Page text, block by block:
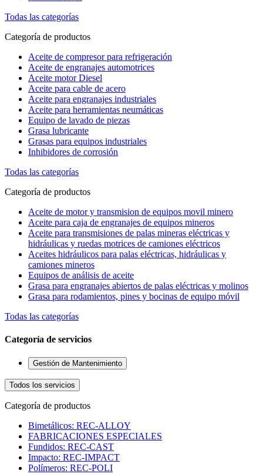
Todas las categorías
Categoría de productos
Aceite de compresor para refrigeración
Aceite de engranajes automotrices
Aceite motor Diesel
Aceite para cable de acero
Aceite para engranajes industriales
Aceite para herramientas neumáticas
Equipo de lavado de piezas
Grasa lubricante
Grasas para equipos industriales
Inhibidores de corrosión
Todas las categorías
Categoría de productos
Aceite de motor y transmision de equipos movil minero
Aceite para caja de engranajes de equipos mineros
Aceite para transmisiones de palas mineras eléctricas y
hidráulicas y ruedas motrices de camiones eléctricos
Aceites hidráulicos para palas eléctricas, hidráulicas y
camiones mineros
Equipos de análisis de aceite
Grasa para engranajes abiertos de palas eléctricas y molinos
Grasa para rodamientos, pines y bocinas de equipo móvil
Todas las categorías
Categoría de servicios
Gestión de Mantenimiento
Todos los servicios
Categoría de productos
Bimetálicos: REC-ALLOY
FABRICACIONES ESPECIALES
Fundidos: REC-CAST
Impacto: REC-IMPACT
Polímeros: REC-POLI